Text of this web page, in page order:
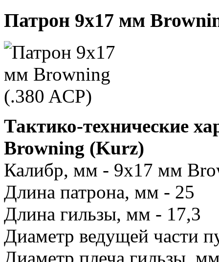
Патрон 9х17 мм
Тактико-технические
Browning (Kurz)
Калибр, мм - 9х17 мм
Длина патрона, мм - 25
Длина гильзы, мм - 17,3
Диаметр ведущей части
Диаметр плеча гильзы,